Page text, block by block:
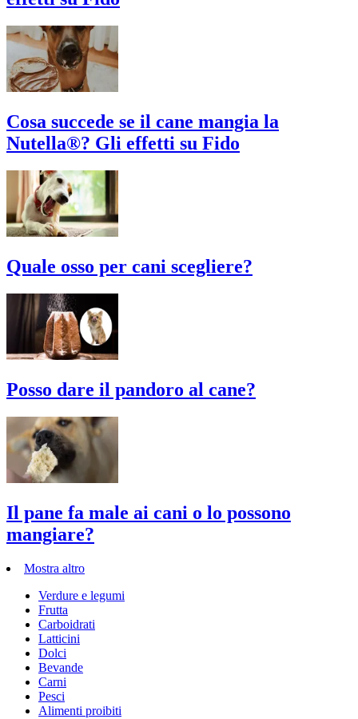
Cosa succede se il cane mangia la
Nutella®? Gli effetti su Fido
Quale osso per cani scegliere?
Posso dare il pandoro al cane?
Il pane fa male ai cani o lo possono
mangiare?
Mostra altro
Verdure e legumi
Frutta
Carboidrati
Latticini
Dolci
Bevande
Carni
Pesci
Alimenti proibiti